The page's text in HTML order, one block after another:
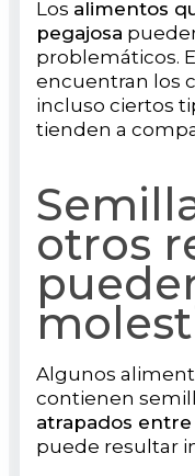
Los alimentos
pegajosa
problemáticos.
encuentran los
incluso ciertos
tienden a
otros
Algunos
contienen
atrapados
puede resultar